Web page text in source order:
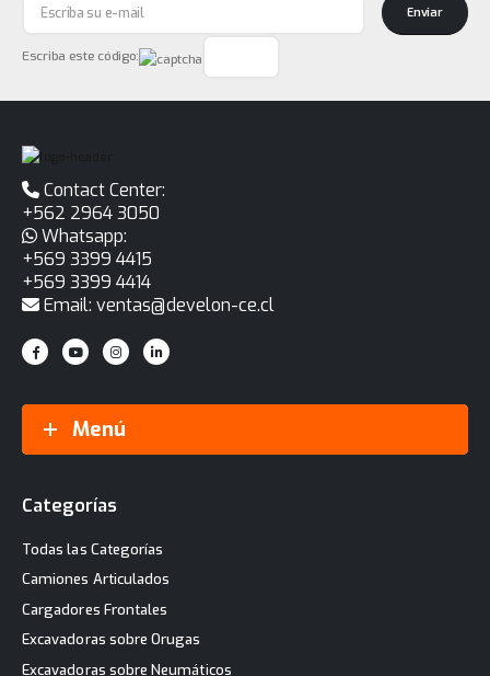
Escriba este código:
Enviar
Contact Center:
+562 2964 3050
Whatsapp:
+569 3399 4415
+569 3399 4414
Email: ventas@develon-ce.cl
Menú
Categorías
Todas las Categorías
Camiones Articulados
Cargadores Frontales
Excavadoras sobre Orugas
Excavadoras sobre Neumáticos